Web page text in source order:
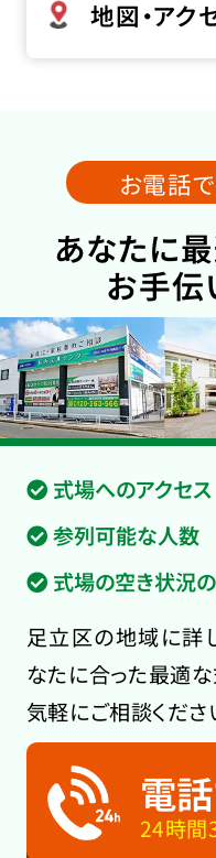
地図・アク
お電話
あなたに
お手伝
式場へのアクセス
参列可能な人数
式場の空き状況
足立区の地域に詳
なたに合った最適
気軽にご相談くださ
電
24時間